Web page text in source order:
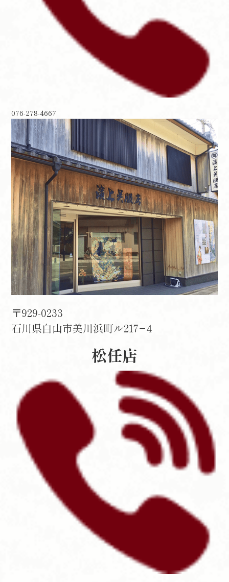
076-278-4667
〒929-0233
石川県白山市美川浜町ル217−4
松任店